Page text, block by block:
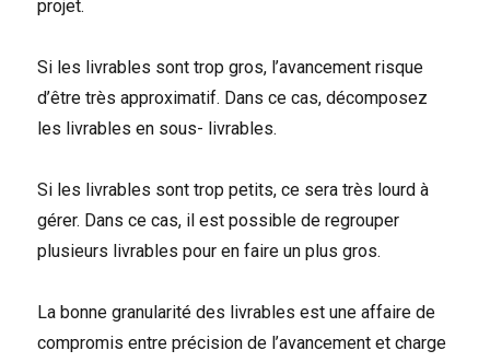
projet.
Si les livrables sont trop gros, l’avancement risque
d’être très approximatif. Dans ce cas, décomposez
les livrables en sous- livrables.
Si les livrables sont trop petits, ce sera très lourd à
gérer. Dans ce cas, il est possible de regrouper
plusieurs livrables pour en faire un plus gros.
La bonne granularité des livrables est une affaire de
compromis entre précision de l’avancement et charge